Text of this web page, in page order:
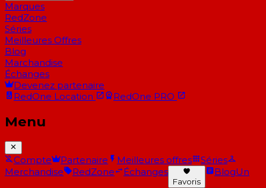
Marques
RedZone
Séries
Meilleures Offres
Blog
Marchandise
Échanges
Devenez partenaire
RedOne Location RedOne PRO
Menu
Compte Partenaire Meilleures offres
Séries
Merchandise
RedZone Échanges
Favoris
BlogUn